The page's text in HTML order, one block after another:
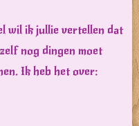
wil ik jullie vertellen dat
nog dingen moet
Ik heb het over: